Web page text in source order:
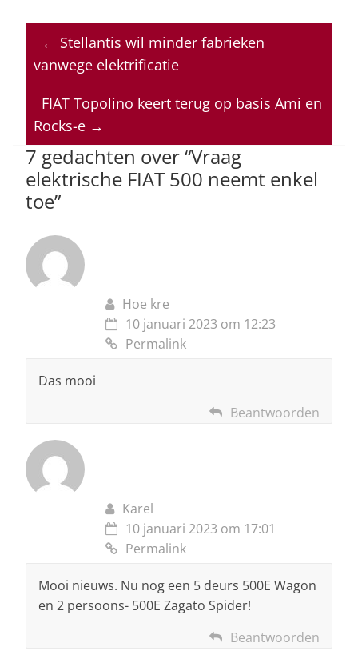
at
s
p
p
c
e
o
o
k
k
e
n
re
a
s
ai
l
← Stellantis wil minder fabrieken
vanwege elektrificatie
FIAT Topolino keert terug op basis Ami en
Rocks-e →
7 gedachten over “Vraag
elektrische FIAT 500 neemt enkel
toe”
Hoe kre
10 januari 2023 om 12:23
Permalink
Das mooi
Beantwoorden
Karel
10 januari 2023 om 17:01
Permalink
Mooi nieuws. Nu nog een 5 deurs 500E Wagon
en 2 persoons- 500E Zagato Spider!
Beantwoorden